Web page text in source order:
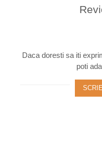
Daca doresti sa iti
poti